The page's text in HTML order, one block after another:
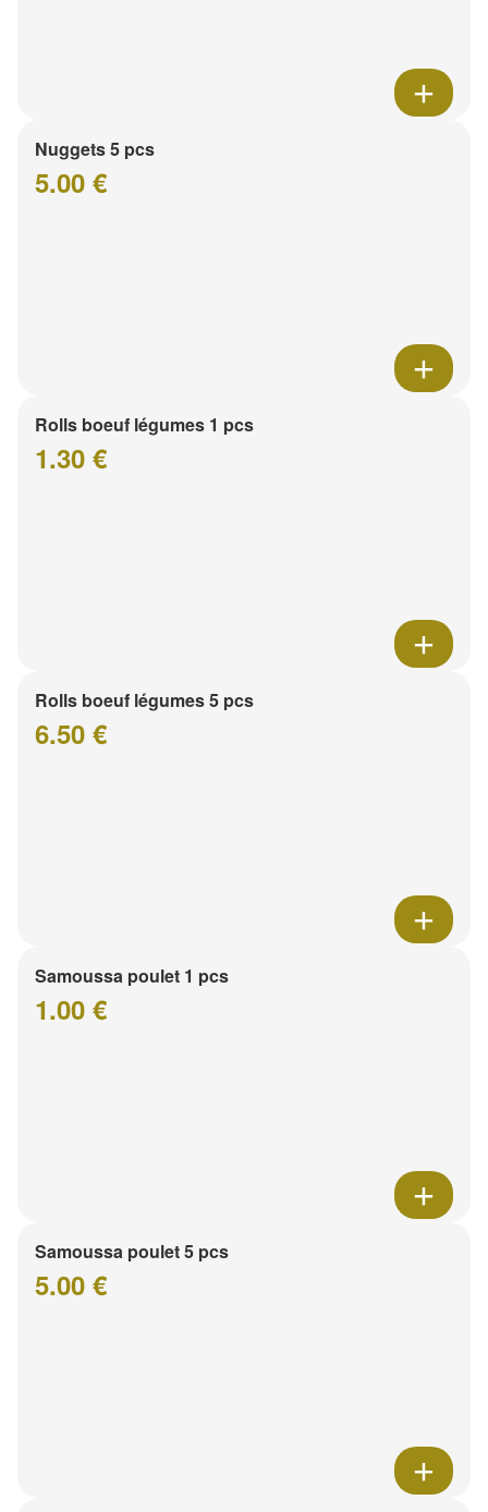
Nuggets 5 pcs
5.00 €
Rolls boeuf légumes 1 pcs
1.30 €
Rolls boeuf légumes 5 pcs
6.50 €
Samoussa poulet 1 pcs
1.00 €
Samoussa poulet 5 pcs
5.00 €